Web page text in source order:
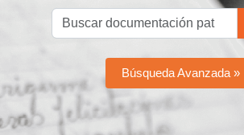
Búsqueda Avanzada »